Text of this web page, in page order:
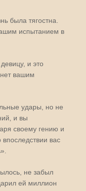
была тягостна.
испытанием в
и это
вашим
удары, но не
и вы
своему гению и
вас
не забыл
ей миллион